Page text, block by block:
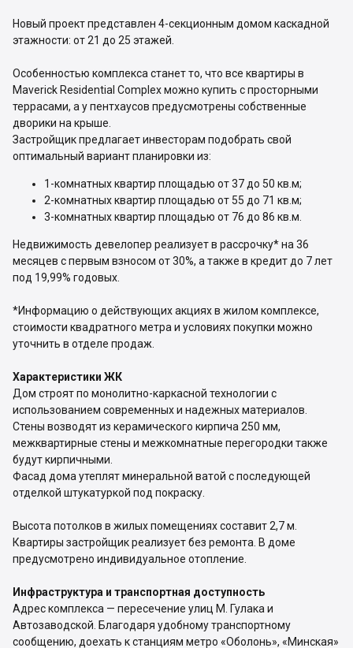
Новый проект представлен 4-секционным домом каскадной
этажности: от 21 до 25 этажей.
Особенностью комплекса станет то, что все квартиры в
Maverick Residential Complex можно купить с просторными
террасами, а у пентхаусов предусмотрены собственные
дворики на крыше.
Застройщик предлагает инвесторам подобрать свой
оптимальный вариант планировки из:
1-комнатных квартир площадью от 37 до 50 кв.м;
2-комнатных квартир площадью от 55 до 71 кв.м;
3-комнатных квартир площадью от 76 до 86 кв.м.
Недвижимость девелопер реализует в рассрочку* на 36
месяцев с первым взносом от 30%, а также в кредит до 7 лет
под 19,99% годовых.
*Информацию о действующих акциях в жилом комплексе,
стоимости квадратного метра и условиях покупки можно
уточнить в отделе продаж.
Характеристики ЖК
Дом строят по монолитно-каркасной технологии с
использованием современных и надежных материалов.
Стены возводят из керамического кирпича 250 мм,
межквартирные стены и межкомнатные перегородки также
будут кирпичными.
Фасад дома утеплят минеральной ватой с последующей
отделкой штукатуркой под покраску.
Высота потолков в жилых помещениях составит 2,7 м.
Квартиры застройщик реализует без ремонта. В доме
предусмотрено индивидуальное отопление.
Инфраструктура и транспортная доступность
Адрес комплекса — пересечение улиц М. Гулака и
Автозаводской. Благодаря удобному транспортному
сообщению, доехать к станциям метро «Оболонь», «Минская»